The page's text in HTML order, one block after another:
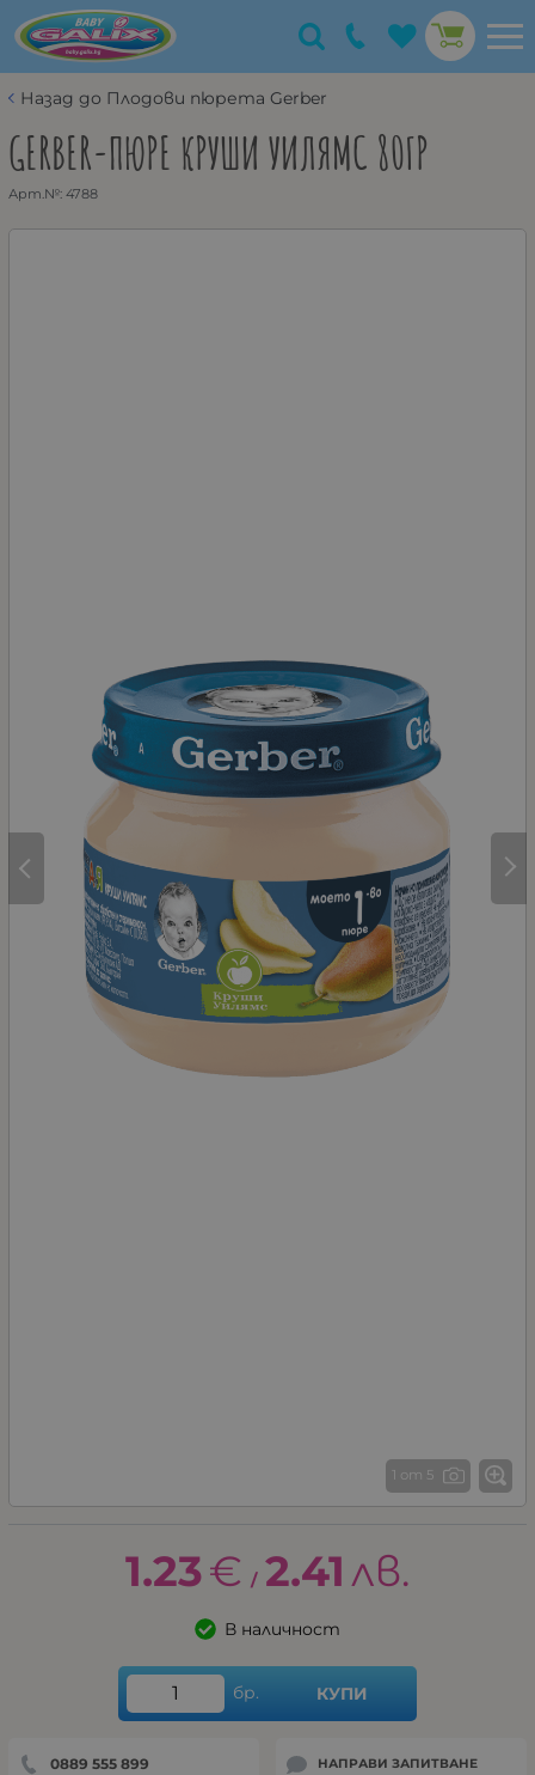
Назад до Плодови пюрета Gerber
GERBER-ПЮРЕ КРУШИ УИЛЯМС 80ГР
Арт.№: 4788
1 от 5
1.23€ / 2.41лв.
В наличност
бр. КУПИ
0889 555 899 НАПРАВИ ЗАПИТВАНЕ